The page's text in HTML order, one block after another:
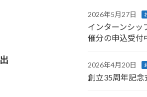
2026年5月27日
インターンシッ
催分の申込受付
2026年4月20日
創立35周年記念